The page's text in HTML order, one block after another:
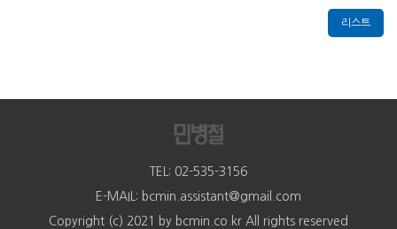
리스트
TEL: 02-535-3156
E-MAIL: bcmin.assistant@gmail.com
Copyright (c) 2021 by bcmin.co.kr All rights reserved